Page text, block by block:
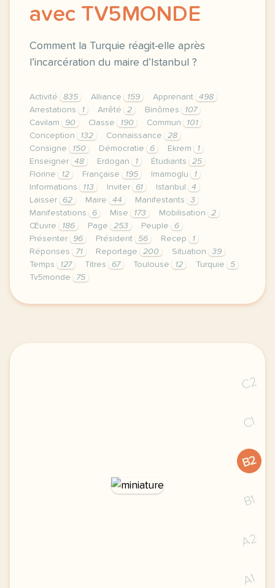
avec TV5MONDE
Comment la Turquie réagit-elle après
l’incarcération du maire d’Istanbul ?
Activité 835 Alliance 159 Apprenant
498
Arrestations
1 Arrêté 2 Binômes
107
Cavilam
90 Classe 190 Commun
101
Conception
132 Connaissance
28
Consigne
150 Démocratie 6 Ekrem
1
Enseigner
48 Erdogan 1 Étudiants
25
Florine
12 Française 195 Imamoglu
1
Informations
113 Inviter 61 Istanbul
4
Laisser
62 Maire 44 Manifestants
3
Manifestations
6 Mise 173 Mobilisation
2
Œuvre
186 Page 253 Peuple
6
Présenter
96 Président 56 Recep
1
Réponses
71 Reportage 200 Situation
39
Temps
127 Titres 67 Toulouse 12 Turquie
5
Tv5monde
75
le respect de votre vie privee est une priorite
C2
C1
B2
B1
A2
A1